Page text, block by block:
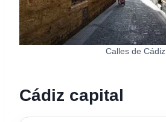
Calles de Cádiz
Cádiz capital